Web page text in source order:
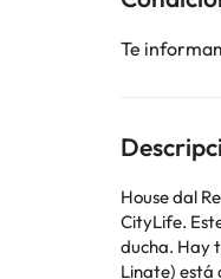
Te
House dal
CityLife. Este apartamento con aire acondicionado consta de 1 dormitorio, una sala de estar, una cocina totalmente equipada con nevera y hervidor, y 1 baño con bidet y
ducha. Hay toallas y ropa de cama
Linate) está